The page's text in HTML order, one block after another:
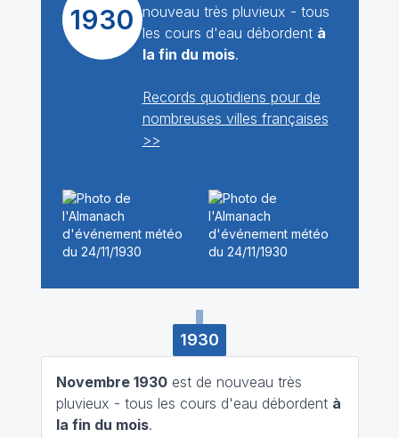
1930 nouveau très pluvieux - tous
les cours d'eau débordent à
la fin du mois.
Records quotidiens pour de
nombreuses villes françaises
>>
1930
Novembre 1930est de nouveau très
pluvieux - tous les cours d'eau débordent à
la fin du mois.